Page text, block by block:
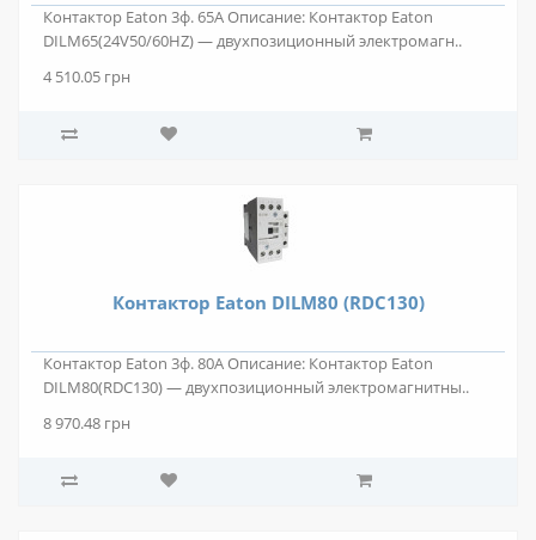
Контактор Eaton 3ф. 65А Описание: Контактор Eaton
DILM65(24V50/60HZ) — двухпозиционный электромагн..
4 510.05 грн
Контактор Eaton DILM80 (RDC130)
Контактор Eaton 3ф. 80А Описание: Контактор Eaton
DILM80(RDC130) — двухпозиционный электромагнитны..
8 970.48 грн